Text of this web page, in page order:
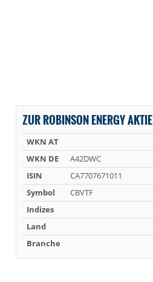
ZUR ROBINSON ENERGY AKTIE
WKN AT
WKN DE
A42DWC
ISIN
CA7707671011
Symbol
CBVTF
Indizes
Land
Branche